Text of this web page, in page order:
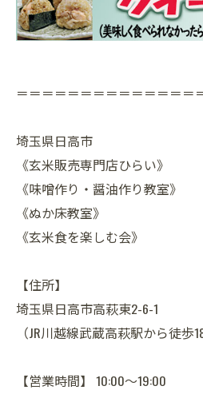
＝＝＝＝＝＝＝＝＝＝＝＝＝＝
埼玉県日高市
《玄米販売専門店ひらい》
《味噌作り・醤油作り教室》
《ぬか床教室》
《玄米食を楽しむ会》
【住所】
埼玉県日高市高萩東2-6-1
（JR川越線武蔵高萩駅から徒歩
【営業時間】 10:00～19:00